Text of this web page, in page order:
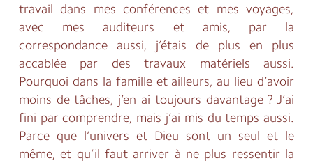
travail dans mes conférences et mes voyages,
avec mes auditeurs et amis, par la
correspondance aussi, j’étais de plus en plus
accablée par des travaux matériels aussi.
Pourquoi dans la famille et ailleurs, au lieu d’avoir
moins de tâches, j’en ai toujours davantage ? J’ai
fini par comprendre, mais j’ai mis du temps aussi.
Parce que l’univers et Dieu sont un seul et le
même, et qu’il faut arriver à ne plus ressentir la